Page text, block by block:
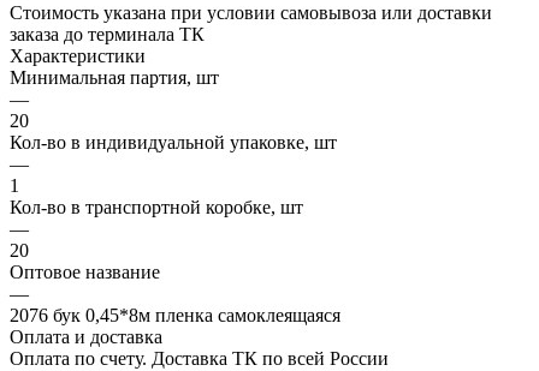
Стоимость указана при условии самовывоза или доставки
заказа до терминала ТК
Характеристики
Минимальная партия, шт
—
20
Кол-во в индивидуальной упаковке, шт
—
1
Кол-во в транспортной коробке, шт
—
20
Оптовое название
—
2076 бук 0,45*8м пленка самоклеящаяся
Оплата и доставка
Оплата по счету. Доставка ТК по всей России